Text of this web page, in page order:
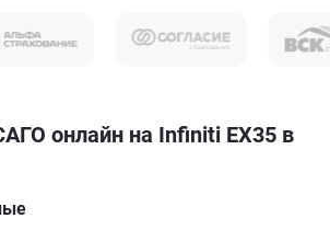
онлайн на Infiniti EX35 в